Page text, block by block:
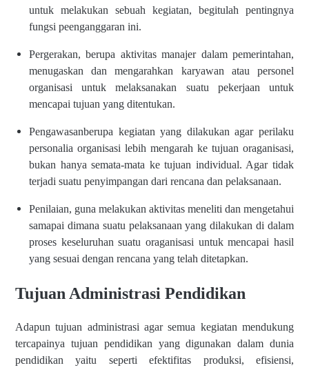
untuk melakukan sebuah kegiatan, begitulah pentingnya
fungsi peenganggaran ini.
Pergerakan, berupa aktivitas manajer dalam pemerintahan,
menugaskan dan mengarahkan karyawan atau personel
organisasi untuk melaksanakan suatu pekerjaan untuk
mencapai tujuan yang ditentukan.
Pengawasanberupa kegiatan yang dilakukan agar perilaku
personalia organisasi lebih mengarah ke tujuan oraganisasi,
bukan hanya semata-mata ke tujuan individual. Agar tidak
terjadi suatu penyimpangan dari rencana dan pelaksanaan.
Penilaian, guna melakukan aktivitas meneliti dan mengetahui
samapai dimana suatu pelaksanaan yang dilakukan di dalam
proses keseluruhan suatu oraganisasi untuk mencapai hasil
yang sesuai dengan rencana yang telah ditetapkan.
Tujuan Administrasi Pendidikan
Adapun tujuan administrasi agar semua kegiatan mendukung
tercapainya tujuan pendidikan yang digunakan dalam dunia
pendidikan yaitu seperti efektifitas produksi, efisiensi,